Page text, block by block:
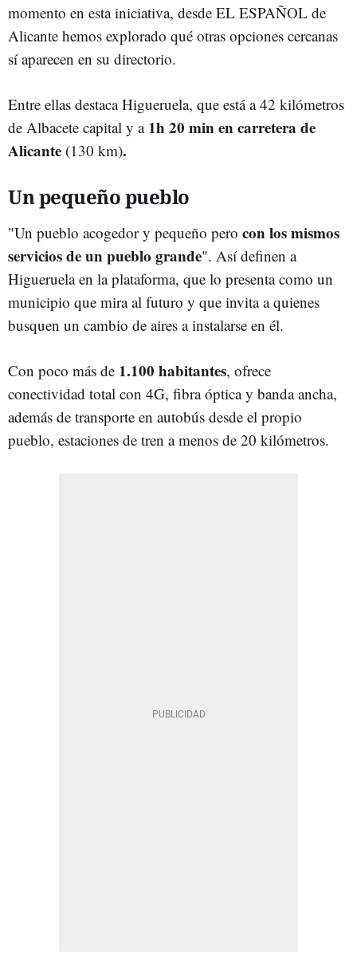
momento en esta iniciativa, desde EL ESPAÑOL de
Alicante hemos explorado qué otras opciones cercanas
sí aparecen en su directorio.
Entre ellas destaca Higueruela, que está a 42 kilómetros
de Albacete capital y a 1h 20 min en carretera de
Alicante (130 km).
Un pequeño pueblo
"Un pueblo acogedor y pequeño pero con los mismos
servicios de un pueblo grande". Así definen a
Higueruela en la plataforma, que lo presenta como un
municipio que mira al futuro y que invita a quienes
busquen un cambio de aires a instalarse en él.
Con poco más de 1.100 habitantes, ofrece
conectividad total con 4G, fibra óptica y banda ancha,
además de transporte en autobús desde el propio
pueblo, estaciones de tren a menos de 20 kilómetros.